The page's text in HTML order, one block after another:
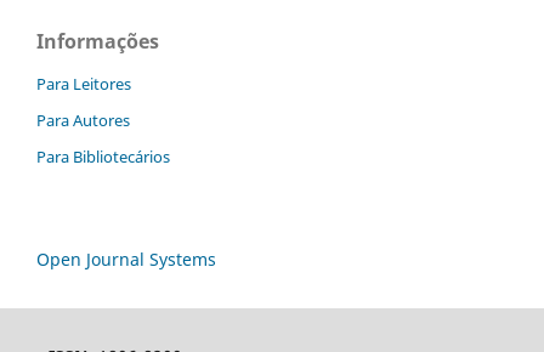
Informações
Para Leitores
Para Autores
Para Bibliotecários
Open Journal Systems